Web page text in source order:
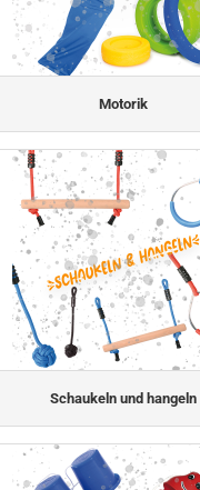
Motorik
Schaukeln und hangeln